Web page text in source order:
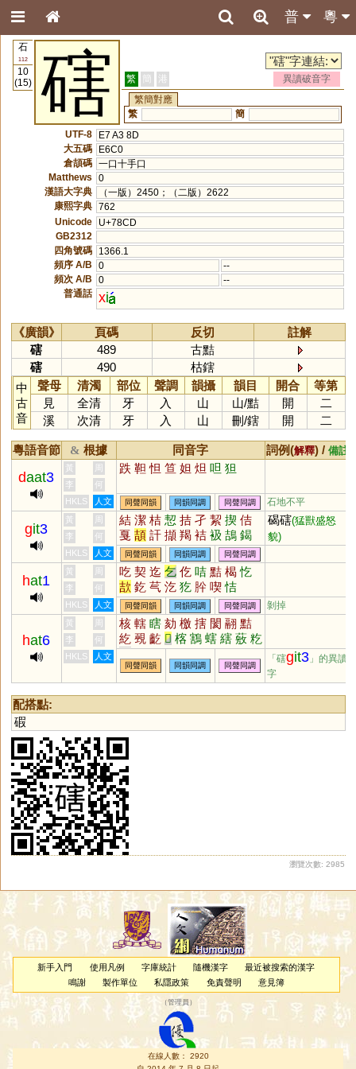
粵
普
石
112
10
(15)
磍 繁 簡 港
異讀破音字
繁簡對應
繁
簡
UTF-8
E7 A3 8D
大五碼
E6C0
倉頡碼 一口十手口
Matthews
0
漢語大字典
（一版）2450；（二版）2622
康熙字典 762
Unicode
U+78CD
GB2312
四角號碼
1366.1
頻序 A/B
0
--
頻次 A/B
0
--
普通話 xi
《廣韻》 頁碼 反切
註解
磍
489
古黠
磍
490
枯鎋
中
古
音
聲母 清濁 部位 聲調 韻攝 韻目 開合
等第
見
全清 牙 入 山 山/黠 開
二
溪
次清 牙 入 山 刪/鎋 開 二
粵語音節 & 根據 同音字 詞例(解釋) / 備註
daat3
黃 周 跌 靼 怛 笪 妲 炟 呾 狚
李
何
HKLS
人文 同聲同韻 同韻同調 同聲同調 石地不平
git3
黃 周 結 潔 桔 恝 拮 孑 絜 揳 佶
戛 頡 訐 擷 羯 袺 衱 鴶 鍻
迼 狤 扴 洁 洯 岊 鮚
碣磍(猛獸盛怒
貌)
李
何
HKLS
人文 同聲同韻 同韻同調 同聲同調
hat1
黃 周 吃 契 迄 乞 仡 咭 黠 楬 忔
欯 釳 芞 汔 犵 肸 喫 恄
李
何
HKLS
人文 同聲同韻 同韻同調 同聲同調 剝掉
hat6
黃 周 核 轄 瞎 劾 檄 搳 閡 翮 黠
紇 覡 齕 𦵯 楁 鶷 螛 縖 薂 籺
李
何
HKLS
人文
同聲同韻 同韻同調 同聲同調
「磍git3 」的異讀
字
配搭點:
碬
瀏覽次數: 2985
新手入門 使用凡例 字庫統計 隨機漢字
最近被搜索的漢字
鳴謝
製作單位 私隱政策 免責聲明 意見簿
（管理員 ）
在線人數： 2920